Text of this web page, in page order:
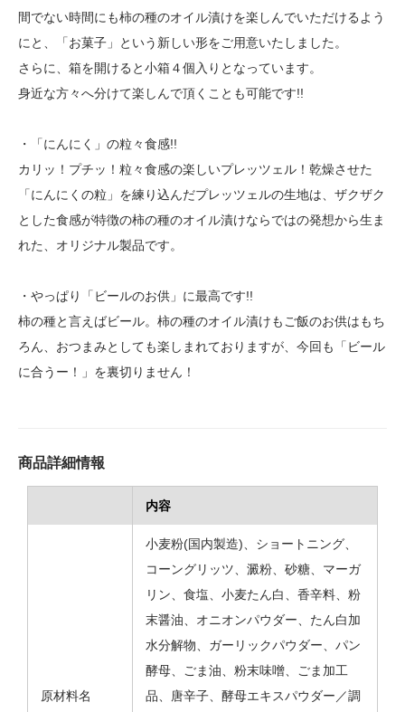
間でない時間にも柿の種のオイル漬けを楽しんでいただけるよう
にと、「お菓子」という新しい形をご用意いたしました。
さらに、箱を開けると小箱４個入りとなっています。
身近な方々へ分けて楽しんで頂くことも可能です!!
・「にんにく」の粒々食感!!
カリッ！プチッ！粒々食感の楽しいプレッツェル！乾燥させた
「にんにくの粒」を練り込んだプレッツェルの生地は、ザクザク
とした食感が特徴の柿の種のオイル漬けならではの発想から生ま
れた、オリジナル製品です。
・やっぱり「ビールのお供」に最高です!!
柿の種と言えばビール。柿の種のオイル漬けもご飯のお供はもち
ろん、おつまみとしても楽しまれておりますが、今回も「ビール
に合うー！」を裏切りません！
商品詳細情報
内容
原材料名
小麦粉(国内製造)、ショートニング、
コーングリッツ、澱粉、砂糖、マーガ
リン、食塩、小麦たん白、香辛料、粉
末醤油、オニオンパウダー、たん白加
水分解物、ガーリックパウダー、パン
酵母、ごま油、粉末味噌、ごま加工
品、唐辛子、酵母エキスパウダー／調